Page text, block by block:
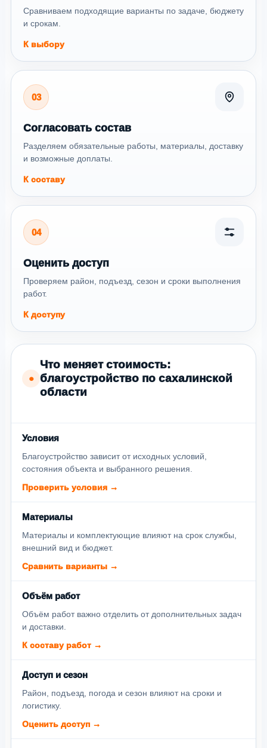
Сравниваем подходящие варианты по задаче, бюджету
и срокам.
К выбору
03
Согласовать состав
Разделяем обязательные работы, материалы, доставку
и возможные доплаты.
К составу
04
Оценить доступ
Проверяем район, подъезд, сезон и сроки выполнения
работ.
К доступу
●
Что меняет стоимость:
благоустройство по сахалинской
области
Условия
Благоустройство зависит от исходных условий,
состояния объекта и выбранного решения.
Проверить условия →
Материалы
Материалы и комплектующие влияют на срок службы,
внешний вид и бюджет.
Сравнить варианты →
Объём работ
Объём работ важно отделить от дополнительных задач
и доставки.
К составу работ →
Доступ и сезон
Район, подъезд, погода и сезон влияют на сроки и
логистику.
Оценить доступ →